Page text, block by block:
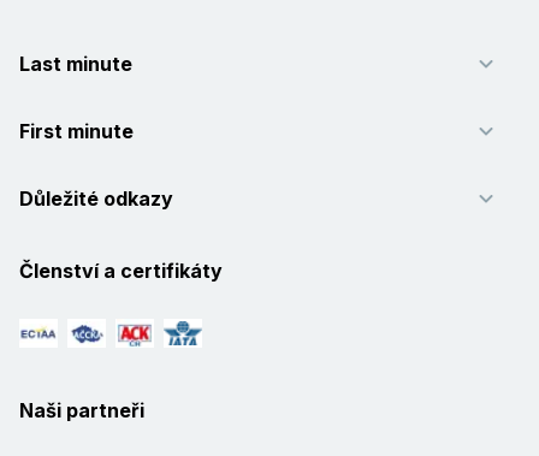
Last minute
First minute
Důležité odkazy
Členství a certifikáty
Naši partneři